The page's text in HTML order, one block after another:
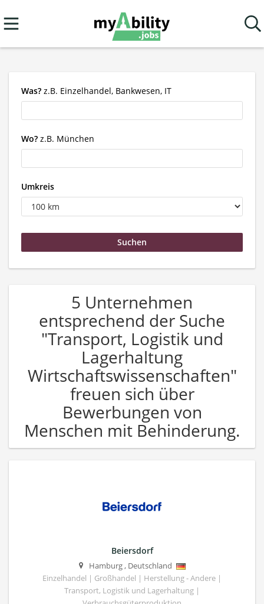
Was? z.B. Einzelhandel, Bankwesen, IT
Wo? z.B. München
Umkreis
5 Unternehmen
entsprechend der Suche
"Transport, Logistik und
Lagerhaltung
Wirtschaftswissenschaften"
freuen sich über
Bewerbungen von
Menschen mit Behinderung.
Beiersdorf
Hamburg, Deutschland
Einzelhandel | Großhandel | Herstellung - Andere |
Transport, Logistik und Lagerhaltung |